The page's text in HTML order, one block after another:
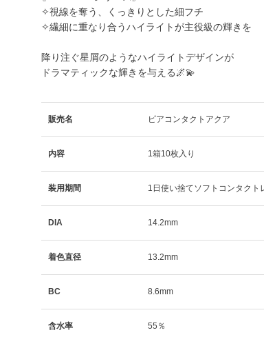
✧視線を奪う、くっきりとした細フチ
✧繊細に重なり合うハイライトが主役級の輝きを
降り注ぐ星屑のようなハイライトデザインが
ドラマティックな輝きを与える🌌💫
販売名 ピアコンタクトアクア
内容 1箱10枚入り
装用期間 1日使い捨てソフトコンタクト
DIA 14.2mm
着色直径 13.2mm
BC 8.6mm
含水率 55％